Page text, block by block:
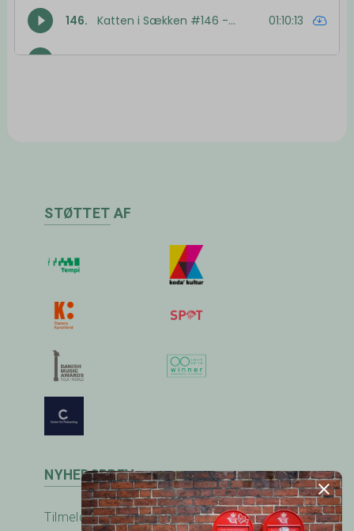
STØTTET AF
NYHEDSBREV
Tilmeld nyhedsbrevet fra RadioFolk.dk og